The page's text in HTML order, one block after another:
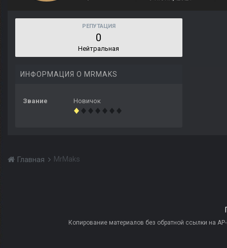
РЕПУТАЦИЯ
0
Нейтральная
ИНФОРМАЦИЯ О MRMAKS
Звание Новичок
Главная MrMaks
Копирование материалов без обратной ссылки на